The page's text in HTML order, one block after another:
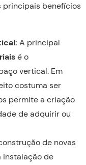
principais benefícios
A principal
é o
vertical. Em
costuma ser
permite a criação
de adquirir ou
de novas
instalação de